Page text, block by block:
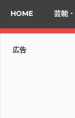
HOME 芸能
広告